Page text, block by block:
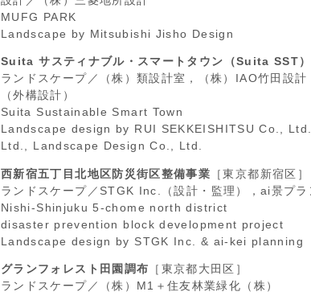
MUFG PARK
Landscape by Mitsubishi Jisho Design
Suita サスティナブル・スマートタウン（Suita SST）
ランドスケープ／（株）類設計室，（株）IAO竹田設
（外構設計）
Suita Sustainable Smart Town
Landscape design by RUI SEKKEISHITSU Co.,
Ltd., Landscape Design Co., Ltd.
西新宿五丁目北地区防災街区整備事業 ［東京都新宿区］
ランドスケープ／STGK Inc.（設計・監理），ai景プラ
Nishi-Shinjuku 5-chome north district
disaster prevention block development project
Landscape design by STGK Inc. & ai-kei planning
グランフォレスト田園調布 ［東京都大田区］
ランドスケープ／（株）M1＋住友林業緑化（株）